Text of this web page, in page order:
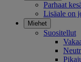
Parhaat
Lisäale on
Miehet
Suositellut